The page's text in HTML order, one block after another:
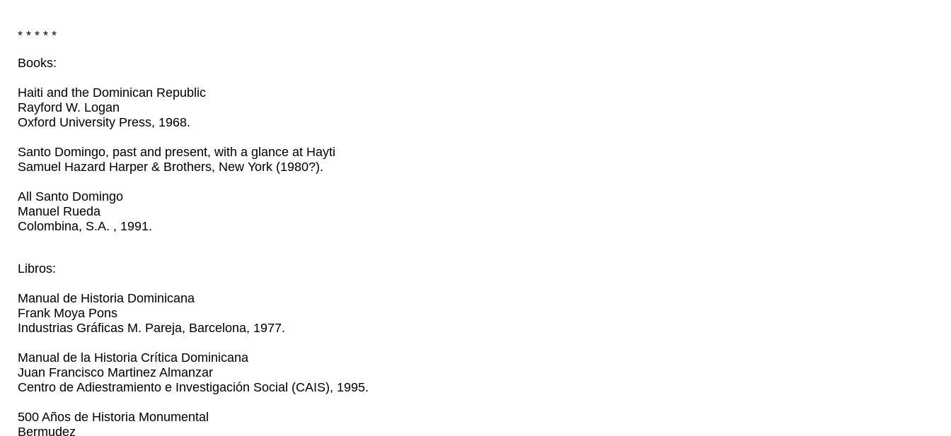
* * * * *
Books:
Haiti and the Dominican Republic
Rayford W. Logan
Oxford University Press, 1968.
Santo Domingo, past and present, with a glance at Hayti
Samuel Hazard Harper & Brothers, New York (1980?).
All Santo Domingo
Manuel Rueda
Colombina, S.A. , 1991.
Libros:
Manual de Historia Dominicana
Frank Moya Pons
Industrias Gráficas M. Pareja, Barcelona, 1977.
Manual de la Historia Crítica Dominicana
Juan Francisco Martinez Almanzar
Centro de Adiestramiento e Investigación Social (CAIS), 1995.
500 Años de Historia Monumental
Bermudez